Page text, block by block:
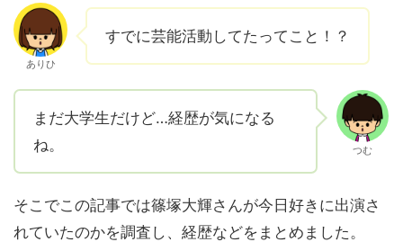
ありひ
すでに芸能活動してたってこと！？
まだ大学生だけど…経歴が気になる
ね。
つむ
そこでこの記事では篠塚大輝さんが今日好きに出演さ
れていたのかを調査し、経歴などをまとめました。